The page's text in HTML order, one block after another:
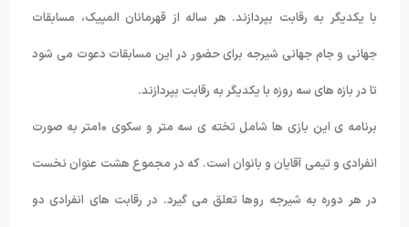
با یکدیگر به رقابت بپردازند. هر ساله از قهرمانان المپیک، مسابقات
جهانی و جام جهانی شیرجه برای حضور در این مسابقات دعوت می شود
تا در بازه های سه روزه با یکدیگر به رقابت بپردازند.
برنامه ی این بازی ها شامل تخته ی سه متر و سکوی ۱۰متر به صورت
انفرادی و تیمی آقایان و بانوان است. که در مجموع هشت عنوان نخست
در هر دوره به شیرجه روها تعلق می گیرد. در رقابت های انفرادی دو